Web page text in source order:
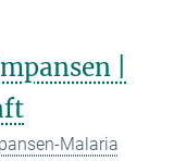
|
Malaria